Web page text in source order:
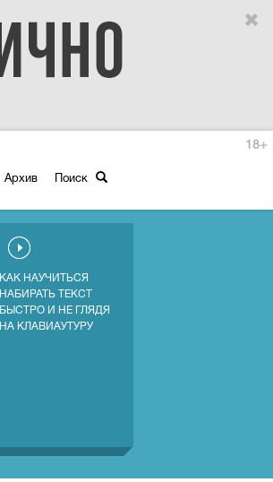
Архив Поиск
18+
КАК НАУЧИТЬСЯ
НАБИРАТЬ ТЕКСТ
БЫСТРО И НЕ ГЛЯДЯ
НА КЛАВИАУТУРУ